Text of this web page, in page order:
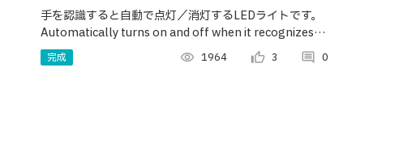
灯ライト【手を自動認識】
手を認識すると自動で点灯／消灯するLEDライトです。
Automatically turns on and off when it recognizes
hand.
完成 visibility 1964 thumb_up_alt 3 comment 0